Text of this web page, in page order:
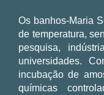
Os banhos-Maria
de temperatura,
pesquisa,
universidades.
incubação de
químicas